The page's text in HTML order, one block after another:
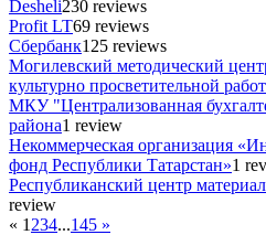
Desheli230 reviews
Profit LT69 reviews
Сбербанк125 reviews
Могилевский методический
культурно просветительной
МКУ "Централизованная
района1 review
Некоммерческая организация
фонд Республики Татарстан»1
Республиканский центр
review
« 1 234...145 »